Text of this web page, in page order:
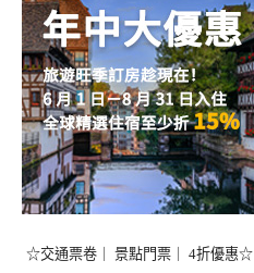
☆交通票卷｜ 景點門票｜ 4折優惠☆